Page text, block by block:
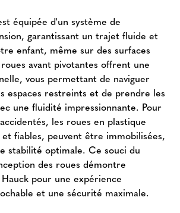
équipée d'un système de
garantissant un trajet fluide et
enfant, même sur des surfaces
avant pivotantes offrent une
vous permettant de naviguer
espaces restreints et de prendre les
une fluidité impressionnante. Pour
les roues en plastique
fiables, peuvent être immobilisées,
stabilité optimale. Ce souci du
des roues démontre
pour une expérience
et une sécurité maximale.